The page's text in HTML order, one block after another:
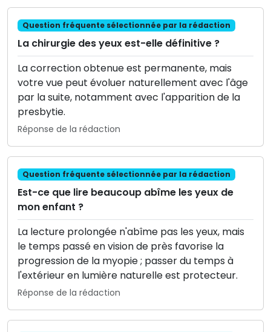
Question fréquente sélectionnée par la rédaction
La chirurgie des yeux est-elle définitive ?
La correction obtenue est permanente, mais
votre vue peut évoluer naturellement avec l'âge
par la suite, notamment avec l'apparition de la
presbytie.
Réponse de la rédaction
Question fréquente sélectionnée par la rédaction
Est-ce que lire beaucoup abîme les yeux de
mon enfant ?
La lecture prolongée n'abîme pas les yeux, mais
le temps passé en vision de près favorise la
progression de la myopie ; passer du temps à
l'extérieur en lumière naturelle est protecteur.
Réponse de la rédaction